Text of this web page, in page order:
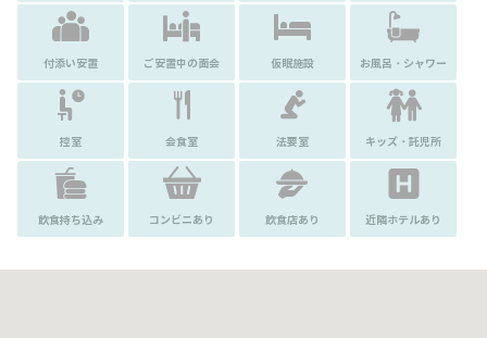
付添い安置 ご安置中の面会 仮眠施設 お風呂・シャワー
控室 会食室 法要室 キッズ・託児所
飲食持ち込み コンビニあり 飲食店あり 近隣ホテルあり